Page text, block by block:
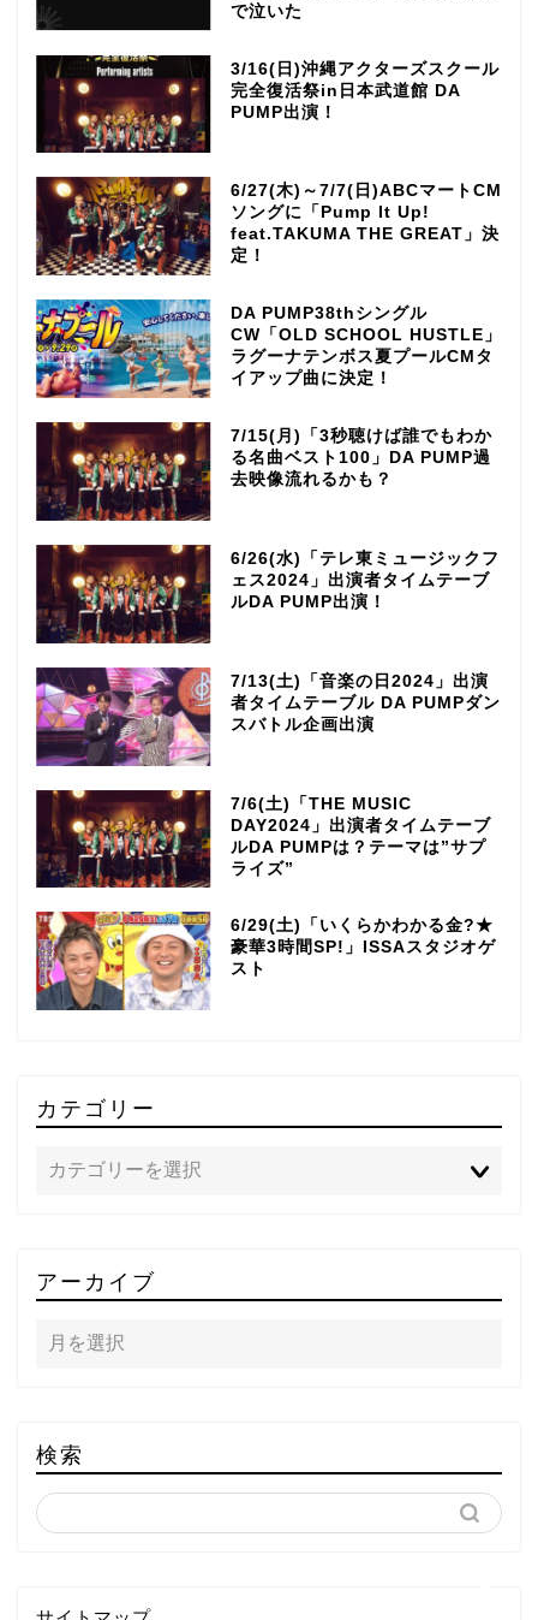
で泣いた
3/16(日)沖縄アクターズスクール
完全復活祭in日本武道館 DA
PUMP出演！
6/27(木)～7/7(日)ABCマートCM
ソングに「Pump It Up!
feat.TAKUMA THE GREAT」決
定！
DA PUMP38thシングル
CW「OLD SCHOOL HUSTLE」
ラグーナテンボス夏プールCMタ
イアップ曲に決定！
7/15(月)「3秒聴けば誰でもわか
る名曲ベスト100」DA PUMP過
去映像流れるかも？
6/26(水)「テレ東ミュージックフ
ェス2024」出演者タイムテーブ
ルDA PUMP出演！
7/13(土)「音楽の日2024」出演
者タイムテーブル DA PUMPダン
スバトル企画出演
7/6(土)「THE MUSIC
DAY2024」出演者タイムテーブ
ルDA PUMPは？テーマは”サプ
ライズ”
6/29(土)「いくらかわかる金?★
豪華3時間SP!」ISSAスタジオゲ
スト
カテゴリー
アーカイブ
検索
～DA PUMP YORIの晴れ
ばれラジオ～